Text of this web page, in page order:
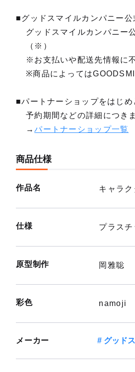
■グッドスマイルカンパニー
グッドスマイルカンパニー
（※）
※お支払いや配送先情報に
※商品によっては
■パートナーショップをはじ
予約期間などの詳細につき
→パートナーショップ一覧
商品仕様
作品名 キャラ
仕様 プラス
原型制作 岡雅聡
彩色 namoji
メーカー グッド